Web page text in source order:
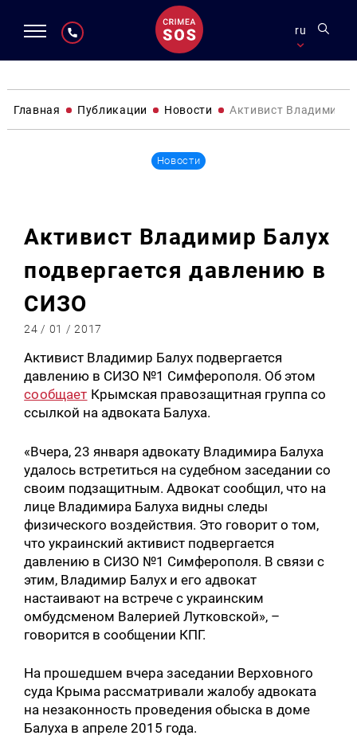
ru
Главная Публикации Новости Активист Владимир
Новости
Активист Владимир Балух
подвергается давлению в
СИЗО
24 / 01 / 2017
Активист Владимир Балух подвергается
давлению в СИЗО №1 Симферополя. Об этом
сообщает Крымская правозащитная группа со
ссылкой на адвоката Балуха.
«Вчера, 23 января адвокату Владимира Балуха
удалось встретиться на судебном заседании со
своим подзащитным. Адвокат сообщил, что на
лице Владимира Балуха видны следы
физического воздействия. Это говорит о том,
что украинский активист подвергается
давлению в СИЗО №1 Симферополя. В связи с
этим, Владимир Балух и его адвокат
настаивают на встрече с украинским
омбудсменом Валерией Лутковской», –
говорится в сообщении КПГ.
На прошедшем вчера заседании Верховного
суда Крыма рассматривали жалобу адвоката
на незаконность проведения обыска в доме
Балуха в апреле 2015 года.